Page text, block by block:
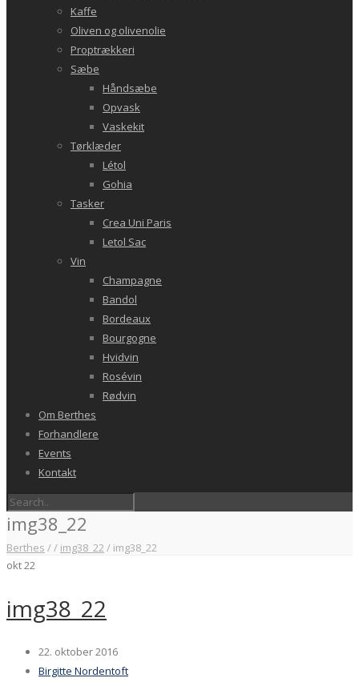
Kaffe
Oliven og olivenolie
Proptrækkeri
Sæbe
Håndsæbe
Opvask
Vaskekit
Tørklæder
Létol
Gohia
Tasker
Crea Uni Paris
Letol Sac
Vin
Champagne
Bandol
Bordeaux
Bourgogne
Hvidvin
Rosévin
Rødvin
Om Berthes
Forhandlere
Events
Kontakt
img38_22
Berthes // img38_22 / img38_22
okt22
img38_22
22. oktober 2016
Birgitte Nordentoft